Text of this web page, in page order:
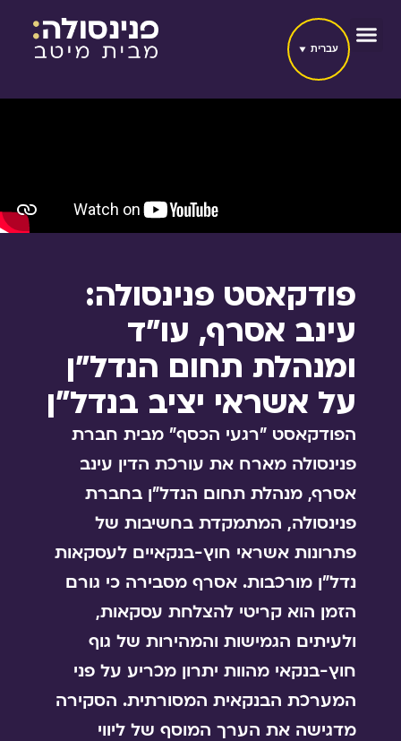
עברית
פודקאסט פנינסולה:
עינב אסרף, עו״ד
ומנהלת תחום הנדל״ן
על אשראי יציב בנדל"ן
הפודקאסט "רגעי הכסף" מבית חברת
פנינסולה מארח את עורכת הדין עינב
אסרף, מנהלת תחום הנדל"ן בחברת
פנינסולה, המתמקדת בחשיבות של
פתרונות אשראי חוץ-בנקאיים לעסקאות
נדל"ן מורכבות. אסרף מסבירה כי גורם
הזמן הוא קריטי להצלחת עסקאות,
ולעיתים הגמישות והמהירות של גוף
חוץ-בנקאי מהוות יתרון מכריע על פני
המערכת הבנקאית המסורתית. הסקירה
מדגישה את הערך המוסף של ליווי